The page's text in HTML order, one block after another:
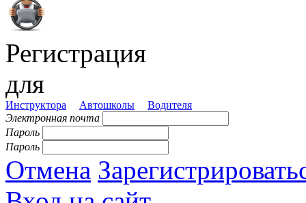
Регистрация
для
Инструктора Автошколы
Водителя
Электронная почта
Пароль
Пароль
Отмена